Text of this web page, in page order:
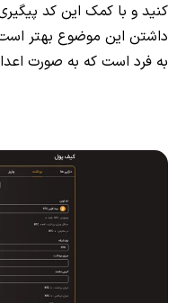
کنید و با کمک این کد
داشتن این موضوع بهتر
به فرد است که به صورت